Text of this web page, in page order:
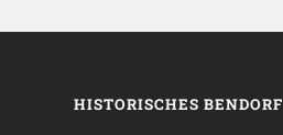
HISTORISCHES BENDORF